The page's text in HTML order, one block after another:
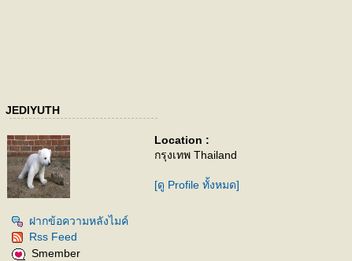
JEDIYUTH
Location :
กรุงเทพ Thailand
[ดู Profile ทั้งหมด]
ฝากข้อความหลังไมค์
Rss Feed
Smember